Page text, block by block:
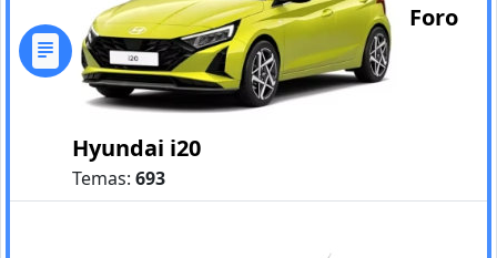
Foro
Hyundai i20
Temas: 693